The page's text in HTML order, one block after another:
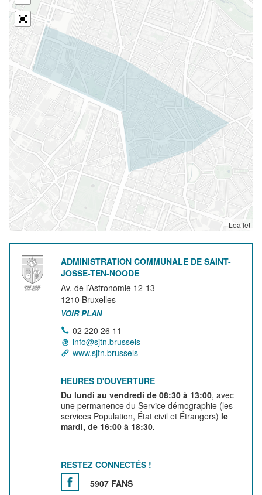
Leaflet
ADMINISTRATION COMMUNALE DE SAINT-
JOSSE-TEN-NOODE
Av. de l’Astronomie 12-13
1210 Bruxelles
VOIR PLAN
02 220 26 11
info@sjtn.brussels
www.sjtn.brussels
HEURES D'OUVERTURE
Du lundi au vendredi de 08:30 à 13:00, avec
une permanence du Service démographie (les
services Population, État civil et Étrangers) le
mardi, de 16:00 à 18:30.
RESTEZ CONNECTÉS !
5907 FANS